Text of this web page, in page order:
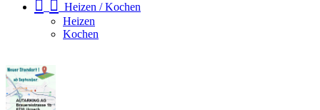
Heizen / Kochen
Heizen
Kochen